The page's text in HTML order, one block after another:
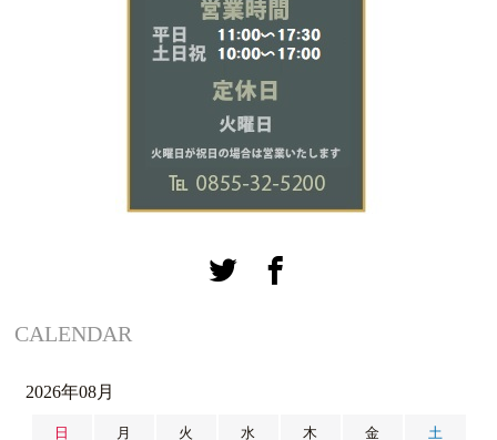
CALENDAR
2026年08月
日 月 火 水 木 金 土